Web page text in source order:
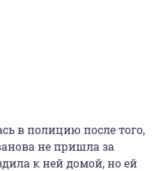
в полицию после того,
не пришла за
к ней домой, но ей